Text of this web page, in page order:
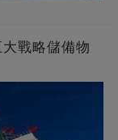
戰略儲備物